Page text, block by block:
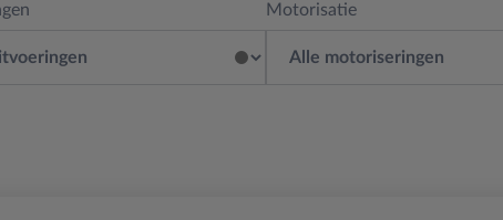
Motorisatie